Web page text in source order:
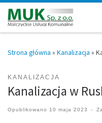
Przejdź do treści
Strona główna » Kanalizacja »
KANALIZACJA
Kanalizacja w
Opublikowano 10 maja 2023 -